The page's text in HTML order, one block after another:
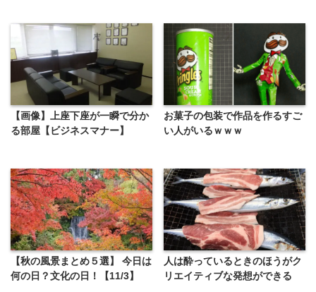
【画像】上座下座が一瞬で分か
る部屋【ビジネスマナー】
お菓子の包装で作品を作るすご
い人がいるｗｗｗ
【秋の風景まとめ５選】 今日は
何の日？文化の日！【11/3】
人は酔っているときのほうがク
リエイティブな発想ができる